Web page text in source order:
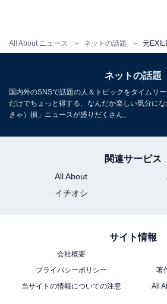
All About ニュース ネットの話題
ネットの話題
国内外のSNSで話題の人＆トピックをタイムリ
だけでちょっと得する、なんだか楽しい気分に
きゃ）損」ニュースが盛りだくさん。
関連サービス
All About
イチオシ
サイト情報
会社概要
プライバシーポリシー
著
当サイトの情報についての注意
All